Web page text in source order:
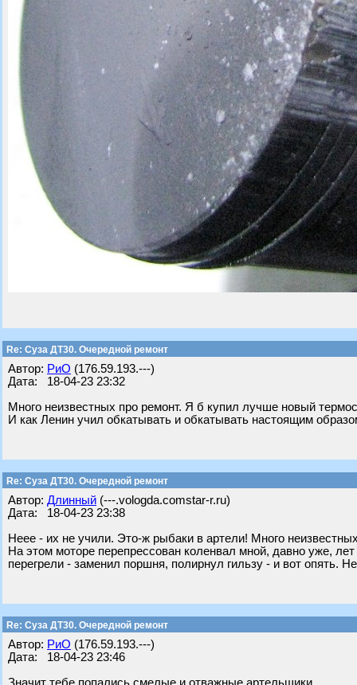
Re: Суза ДТ30. Очередной ремонт
Автор: РиО (176.59.193.---)
Дата: 18-04-23 23:32
Много неизвестных про ремонт. Я б купил лучше новый
И как Ленин учил обкатывать и обкатывать настоящим
Re: Суза ДТ30. Очередной ремонт
Автор: Длинный (---.vologda.comstar-r.ru)
Дата: 18-04-23 23:38
Неее - их не учили. Это-ж рыбаки в артели! Много
На этом моторе перепрессован коленвал мной, давно уже,
перегрели - заменил поршня, полирнул гильзу - и вот опять.
Re: Суза ДТ30. Очередной ремонт
Автор: РиО (176.59.193.---)
Дата: 18-04-23 23:46